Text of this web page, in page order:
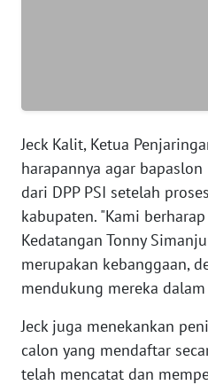
Jeck Kalit, Ketua
harapannya agar
dari DPP PSI setelah
kabupaten. "Kami
Kedatangan Tonny
merupakan kebanggaan,
mendukung mereka
Jeck juga menekankan
calon yang mendaftar
telah mencatat dan
PAPUA
WN
PAPUA
BARAT
WN
WN
SERAMBI